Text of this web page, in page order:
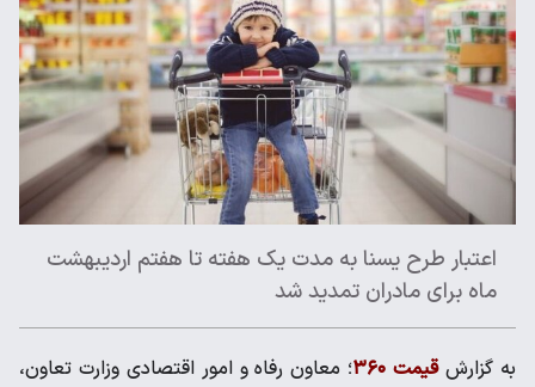
اعتبار طرح یسنا به مدت یک هفته تا هفتم اردیبهشت
ماه برای مادران تمدید شد
به گزارشقیمت ۳۶۰
؛ معاون رفاه و امور اقتصادی وزارت تعاون،